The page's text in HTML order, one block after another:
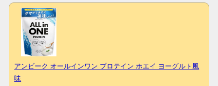
アンビーク オールインワン プロテイン ホエイ ヨーグルト風
味